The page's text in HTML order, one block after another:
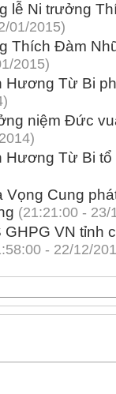
lễ Ni trưởng
01/2015)
Thích Đàm
2015)
Hương Từ Bi
niệm Đức
Hương Từ Bi
Cung
(21:21:00 - 23/
VN tỉnh
- 22/12/